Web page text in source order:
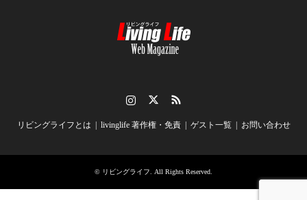
リビングライフとは livinglife 著作権・免責 ゲスト一覧 お問い合わせ
© リビングライフ. All Rights Reserved.